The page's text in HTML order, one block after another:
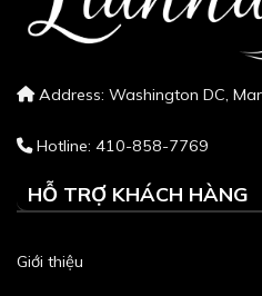
Address: Washington DC,
Hotline: 410-858-7769
HỖ TRỢ KHÁCH HÀNG
Giới thiệu